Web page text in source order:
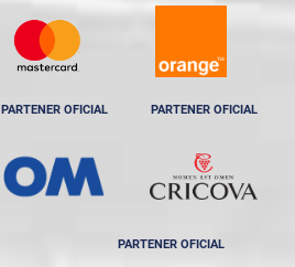
PARTENER OFICIAL PARTENER OFICIAL
PARTENER OFICIAL